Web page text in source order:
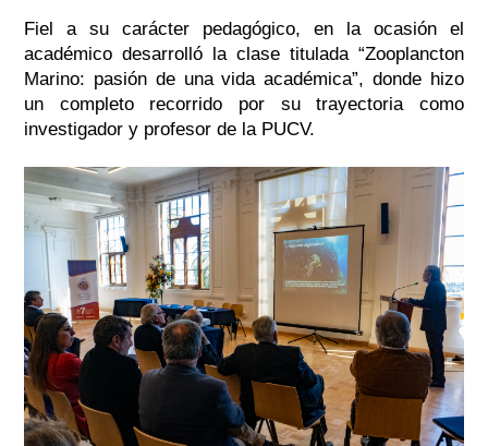
Fiel a su carácter pedagógico, en la ocasión el
académico desarrolló la clase titulada “Zooplancton
Marino: pasión de una vida académica”, donde hizo
un completo recorrido por su trayectoria como
investigador y profesor de la PUCV.